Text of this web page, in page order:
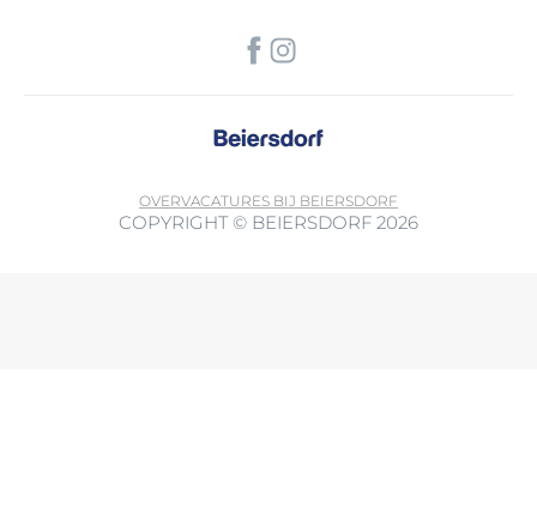
OVERVACATURES BIJ BEIERSDORF
COPYRIGHT © BEIERSDORF 2026